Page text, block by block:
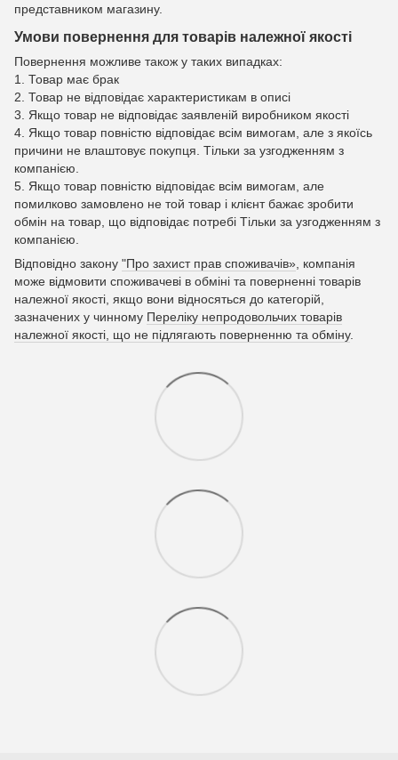
представником магазину.
Умови повернення для товарів належної якості
Повернення можливе також у таких випадках:
1. Товар має брак
2. Товар не відповідає характеристикам в описі
3. Якщо товар не відповідає заявленій виробником якості
4. Якщо товар повністю відповідає всім вимогам, але з якоїсь
причини не влаштовує покупця. Тільки за узгодженням з
компанією.
5. Якщо товар повністю відповідає всім вимогам, але
помилково замовлено не той товар і клієнт бажає зробити
обмін на товар, що відповідає потребі Тільки за узгодженням з
компанією.
Відповідно закону "Про захист прав споживачів» , компанія
може відмовити споживачеві в обміні та поверненні товарів
належної якості, якщо вони відносяться до категорій,
зазначених у чинному Переліку непродовольчих товарів
належної якості, що не підлягають поверненню та обміну.